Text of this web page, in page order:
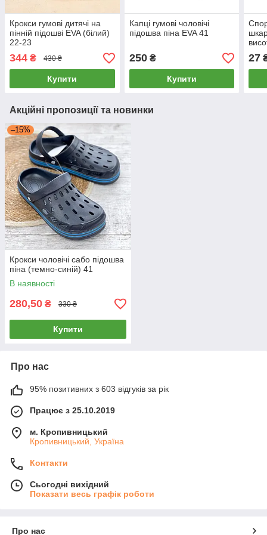
Крокси гумові дитячі на
пінній підошві EVA (білий)
22-23
344 ₴ 430 ₴
Купити
Капці гумові чоловічі
підошва піна EVA 41
250₴
Купити
27
Акційні пропозиції та новинки
–15%
Крокси чоловічі сабо підошва
піна (темно-синій) 41
В наявності
280,50 ₴ 330 ₴
Купити
Про нас
95% позитивних з 603 відгуків за рік
Працює з 25.10.2019
м. Кропивницький
Кропивницький, Україна
Контакти
Сьогодні вихідний
Показати весь графік роботи
Про нас